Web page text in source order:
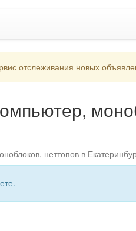
отслеживания новых
неттопов в